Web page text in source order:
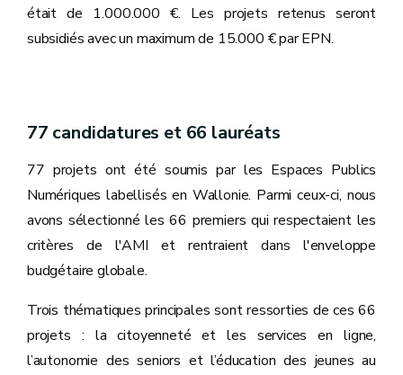
était de 1.000.000 €. Les projets retenus seront
subsidiés avec un maximum de 15.000 € par EPN.
77 candidatures et 66 lauréats
77 projets ont été soumis par les Espaces Publics
Numériques labellisés en Wallonie. Parmi ceux-ci, nous
avons sélectionné les 66 premiers qui respectaient les
critères de l'AMI et rentraient dans l'enveloppe
budgétaire globale.
Trois thématiques principales sont ressorties de ces 66
projets : la citoyenneté et les services en ligne,
l’autonomie des seniors et l’éducation des jeunes au